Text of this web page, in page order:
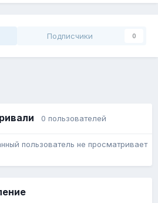
Подписчики 0
0 пользователей
пользователь не просматривает